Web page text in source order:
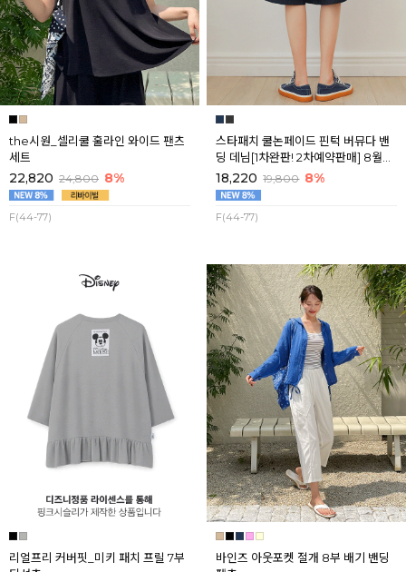
the시원_셀리쿨 훌라인 와이드 팬츠
세트
22,820 24,800 8%
F(44-77)
스타패치 쿨논페이드 핀턱 버뮤다 밴
딩 데님[1차완판! 2차예약판매] 8월셋
째주 순차배송
18,220 19,800 8%
F(44-77)
리얼프리 커버핏_미키 패치 프릴 7부
바인즈 아웃포켓 절개 8부 배기 밴딩